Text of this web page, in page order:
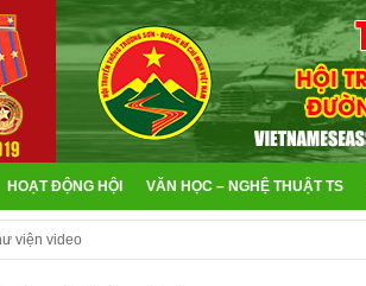
HOẠT ĐỘNG HỘI VĂN HỌC – NGHỆ THUẬT TS
viện video